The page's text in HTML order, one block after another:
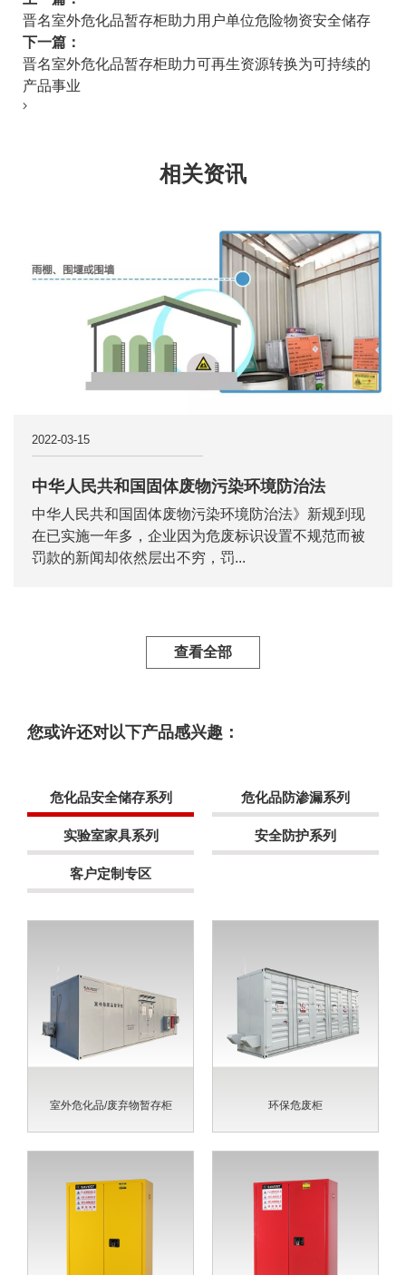
晋名室外危化品暂存柜助力用户单位危险物资安全储存
下一篇：
晋名室外危化品暂存柜助力可再生资源转换为可持续的
产品事业
相关资讯
2022-03-15
中华人民共和国固体废物污染环境防治法
中华人民共和国固体废物污染环境防治法》新规到现
在已实施一年多，企业因为危废标识设置不规范而被
罚款的新闻却依然层出不穷，罚...
查看全部
您或许还对以下产品感兴趣：
危化品安全储存系列 危化品防渗漏系列
实验室家具系列 安全防护系列
客户定制专区
室外危化品/废弃物暂存柜 环保危废柜